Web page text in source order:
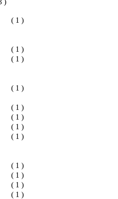
)
( 1 )
( 1 )
( 1 )
( 1 )
( 1 )
( 1 )
( 1 )
( 1 )
( 1 )
( 1 )
( 1 )
( 1 )